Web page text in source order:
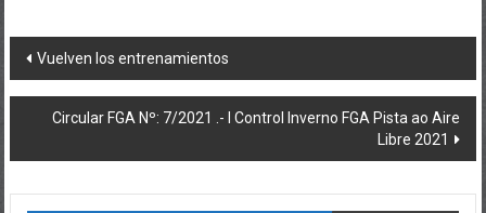
Post navigation
Vuelven los entrenamientos
Circular FGA Nº: 7/2021 .- I Control Inverno FGA Pista ao Aire
Libre 2021